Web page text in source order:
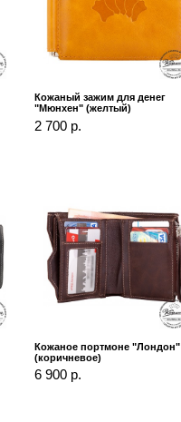
Кожаный зажим для денег
"Мюнхен" (желтый)
2 700 р.
Кожаное портмоне "Лондон"
(коричневое)
6 900 р.